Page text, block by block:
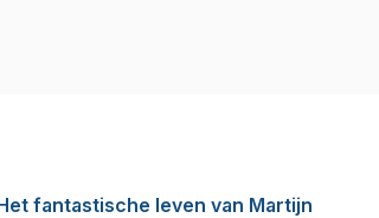
fantastische leven van Martijn